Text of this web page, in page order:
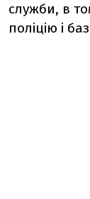
служби, в
поліцію і